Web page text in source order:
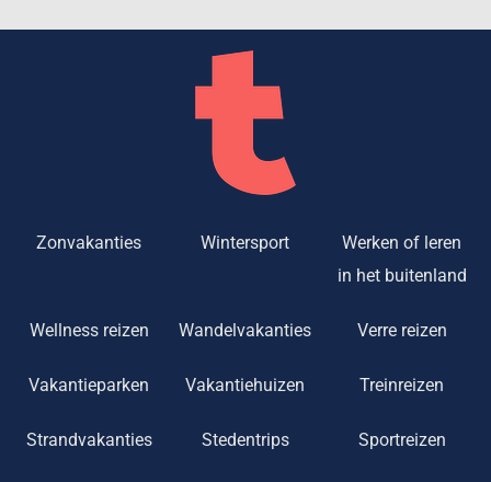
Zonvakanties Wintersport
Werken of leren
in het buitenland
Wellness reizen Wandelvakanties Verre reizen
Vakantieparken Vakantiehuizen Treinreizen
Strandvakanties Stedentrips Sportreizen